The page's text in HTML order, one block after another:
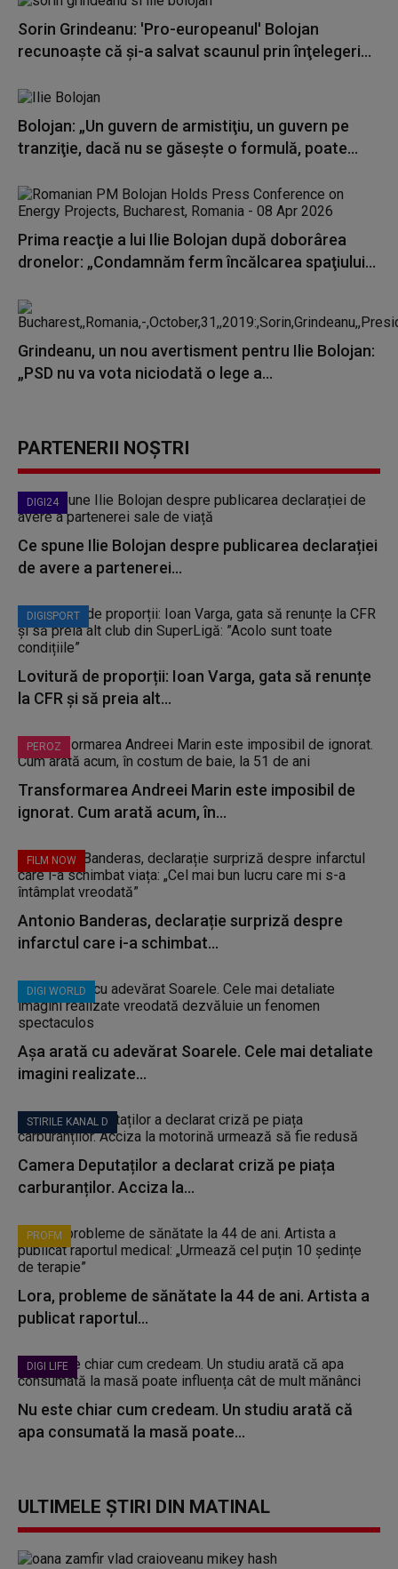
Sorin Grindeanu: 'Pro-europeanul' Bolojan
recunoaşte că şi-a salvat scaunul prin înţelegeri...
Bolojan: „Un guvern de armistiţiu, un guvern pe
tranziţie, dacă nu se găseşte o formulă, poate...
Prima reacţie a lui Ilie Bolojan după doborârea
dronelor: „Condamnăm ferm încălcarea spaţiului...
Grindeanu, un nou avertisment pentru Ilie Bolojan:
„PSD nu va vota niciodată o lege a...
PARTENERII NOȘTRI
DIGI24
Ce spune Ilie Bolojan despre publicarea declarației
de avere a partenerei...
DIGISPORT
Lovitură de proporții: Ioan Varga, gata să renunțe
la CFR și să preia alt...
PEROZ
Transformarea Andreei Marin este imposibil de
ignorat. Cum arată acum, în...
FILM NOW
Antonio Banderas, declarație surpriză despre
infarctul care i-a schimbat...
DIGI WORLD
Așa arată cu adevărat Soarele. Cele mai detaliate
imagini realizate...
STIRILE KANAL D
Camera Deputaților a declarat criză pe piața
carburanților. Acciza la...
PROFM
Lora, probleme de sănătate la 44 de ani. Artista a
publicat raportul...
DIGI LIFE
Nu este chiar cum credeam. Un studiu arată că
apa consumată la masă poate...
ULTIMELE ȘTIRI DIN MATINAL